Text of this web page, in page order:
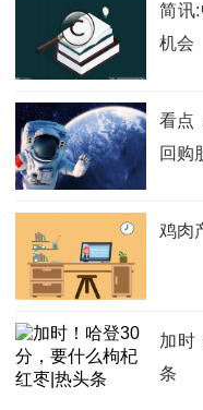
简讯
机会
看点
回购
鸡肉
加时
条